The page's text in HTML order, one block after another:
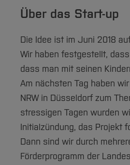
Über das Start-up
Die Idee ist im Juni 2018
Wir haben festgestellt,
dass man mit seinen
Am nächsten Tag haben
NRW in Düsseldorf zum
stressigen Tagen wurden
Initialzündung, das Projekt
Dann sind wir durch
Förderprogramm der